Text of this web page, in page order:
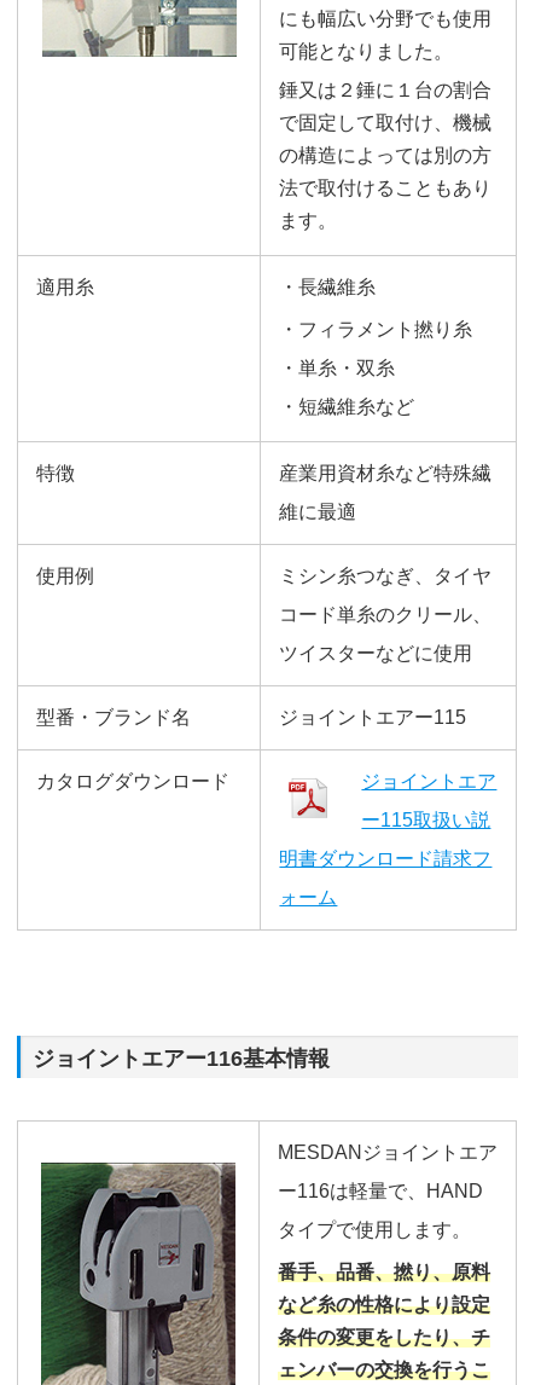
にも幅広い分野でも使用
可能となりました。
錘又は２錘に１台の割合
で固定して取付け、機械
の構造によっては別の方
法で取付けることもあり
ます。
適用糸 ・長繊維糸
・フィラメント撚り糸
・単糸・双糸
・短繊維糸など
特徴
産業用資材糸など特殊繊
維に最適
使用例
ミシン糸つなぎ、タイヤ
コード単糸のクリール、
ツイスターなどに使用
型番・ブランド名 ジョイントエアー115
カタログダウンロード
ジョイントエア
ー115取扱い説
明書ダウンロード請求フ
ォーム
ジョイントエアー116基本情報
MESDANジョイントエア
ー116は軽量で、HAND
タイプで使用します。
番手、品番、撚り、原料
など糸の性格により設定
条件の変更をしたり、チ
ェンバーの交換を行うこ